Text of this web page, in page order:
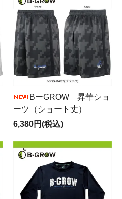
BーGRОW 昇華ショ
ーツ（ショート丈）
6,380円(税込)